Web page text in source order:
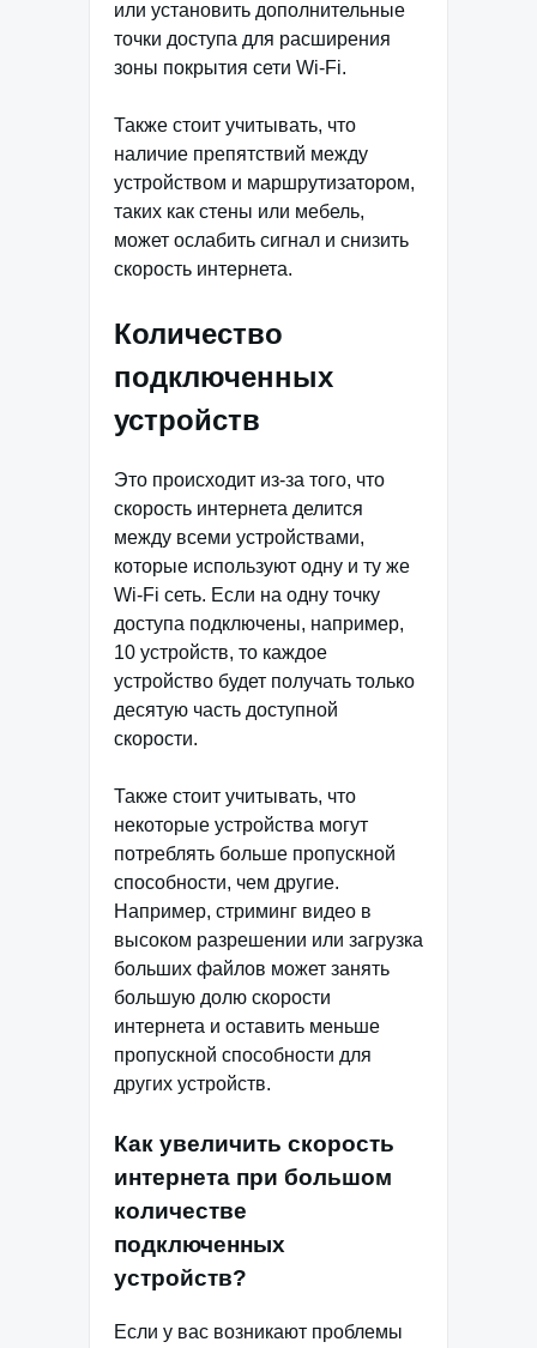
или установить дополнительные
точки доступа для расширения
зоны покрытия сети Wi-Fi.
Также стоит учитывать, что
наличие препятствий между
устройством и маршрутизатором,
таких как стены или мебель,
может ослабить сигнал и снизить
скорость интернета.
Количество
подключенных
устройств
Это происходит из-за того, что
скорость интернета делится
между всеми устройствами,
которые используют одну и ту же
Wi-Fi сеть. Если на одну точку
доступа подключены, например,
10 устройств, то каждое
устройство будет получать только
десятую часть доступной
скорости.
Также стоит учитывать, что
некоторые устройства могут
потреблять больше пропускной
способности, чем другие.
Например, стриминг видео в
высоком разрешении или загрузка
больших файлов может занять
большую долю скорости
интернета и оставить меньше
пропускной способности для
других устройств.
Как увеличить скорость
интернета при большом
количестве
подключенных
устройств?
Если у вас возникают проблемы